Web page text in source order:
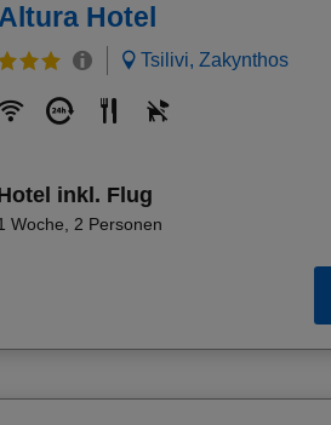
Altura Hotel
Tsilivi, Zakynthos
inkl. Flug
Woche 2 Personen